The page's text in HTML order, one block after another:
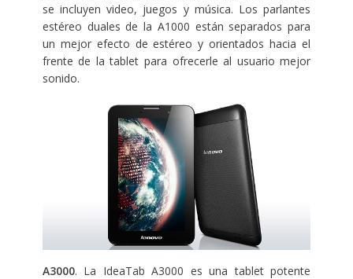
se incluyen video, juegos y música. Los parlantes
estéreo duales de la A1000 están separados para
un mejor efecto de estéreo y orientados hacia el
frente de la tablet para ofrecerle al usuario mejor
sonido.
A3000. La IdeaTab A3000 es una tablet potente